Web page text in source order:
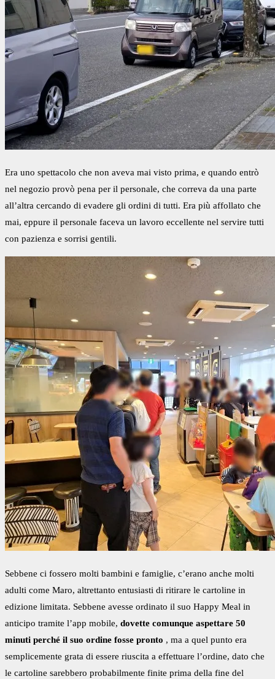
Era uno spettacolo che non aveva mai visto prima, e quando entrò
nel negozio provò pena per il personale, che correva da una parte
all’altra cercando di evadere gli ordini di tutti. Era più affollato che
mai, eppure il personale faceva un lavoro eccellente nel servire tutti
con pazienza e sorrisi gentili.
Sebbene ci fossero molti bambini e famiglie, c’erano anche molti
adulti come Maro, altrettanto entusiasti di ritirare le cartoline in
edizione limitata. Sebbene avesse ordinato il suo Happy Meal in
anticipo tramite l’app mobile, dovette comunque aspettare 50
minuti perché il suo ordine fosse pronto , ma a quel punto era
semplicemente grata di essere riuscita a effettuare l’ordine, dato che
le cartoline sarebbero probabilmente finite prima della fine del